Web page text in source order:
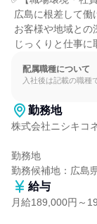
じっくりと仕事に
配属職種について
入社後は記載の職種
勤務地
株式会社ニシキコ
勤務地
勤務候補地：広島
給与
月給189,000円～